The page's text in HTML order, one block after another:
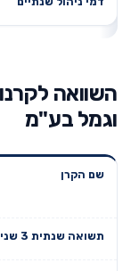
השוואה
וגמל בע"מ